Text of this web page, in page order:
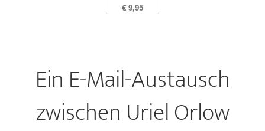
€ 9,95
Ein E-Mail-Austausch
zwischen Uriel Orlow